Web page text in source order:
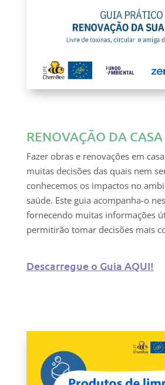
RENOVAÇÃO DA CASA
Fazer obras e renovações em
muitas decisões das quais nem
conhecemos os impactos no
saúde. Este guia acompanha-o
fornecendo muitas informações
permitirão tomar decisões mais
Descarregue o Guia AQUI!